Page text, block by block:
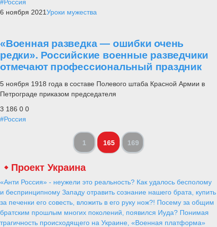
#Россия
6 ноября 2021Уроки мужества
«Военная разведка — ошибки очень
редки». Российские военные разведчики
отмечают профессиональный праздник
5 ноября 1918 года в составе Полевого штаба Красной Армии в
Петрограде приказом председателя
3 186 0 0
#Россия
1 165 169
Проект Украина
«Анти Россия» - неужели это реальность? Как удалось бесполому
и беспринципному Западу отравить сознание нашего брата, купить
за печенки его совесть, вложить в его руку нож?! Посему за общим
братским прошлым многих поколений, появился Иуда? Понимая
трагичность происходящего на Украине, «Военная платформа»